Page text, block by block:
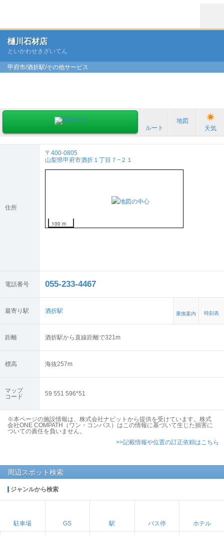
樋川石材店
といかわせきざいてん
甲府市/酒折駅/その他サービス
ルート
地図
天気
住所
〒400-0805
山梨県甲府市酒折１丁目７−２１
100 m
電話番号 055-233-4467
最寄り駅 酒折駅 乗換案内 時刻表
距離 酒折駅から直線距離で321m
標高 海抜257m
マップ
コード
59 551 596*51
※本ページの施設情報は、株式会社ナビットから提供を受けています。株式
会社ONE COMPATH（ワン・コンパス）はこの情報に基づいて生じた損害に
ついての責任を負いません。
>>記載情報や位置の訂正依頼はこちら
周辺スポット検索
ジャンルから検索
駐車場 GS 駅 バス停 ホテル